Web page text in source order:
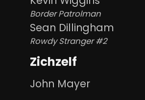
Border Patrolman
Sean Dillingham
Rowdy Stranger #2
Zichzelf
John Mayer